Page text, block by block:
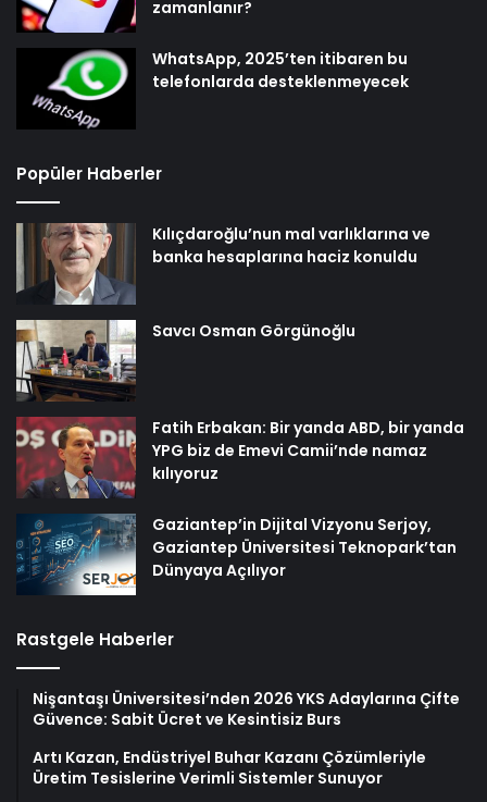
zamanlanır?
WhatsApp, 2025’ten itibaren bu
telefonlarda desteklenmeyecek
Popüler Haberler
Kılıçdaroğlu’nun mal varlıklarına ve
banka hesaplarına haciz konuldu
Savcı Osman Görgünoğlu
Fatih Erbakan: Bir yanda ABD, bir yanda
YPG biz de Emevi Camii’nde namaz
kılıyoruz
Gaziantep’in Dijital Vizyonu Serjoy,
Gaziantep Üniversitesi Teknopark’tan
Dünyaya Açılıyor
Rastgele Haberler
Nişantaşı Üniversitesi’nden 2026 YKS Adaylarına Çifte
Güvence: Sabit Ücret ve Kesintisiz Burs
Artı Kazan, Endüstriyel Buhar Kazanı Çözümleriyle
Üretim Tesislerine Verimli Sistemler Sunuyor